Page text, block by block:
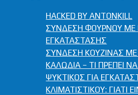
HACKED BY ANTONKILL
ΣΥΝΔΕΣΗ ΦΟΥΡΝΟΥ ΜΕ
ΕΓΚΑΤΑΣΤΑΣΗΣ
ΣΥΝΔΕΣΗ ΚΟΥΖΙΝΑΣ ΜΕ
ΚΑΛΩΔΙΑ – ΤΙ ΠΡΕΠΕΙ
ΨΥΚΤΙΚΟΣ ΓΙΑ
ΚΛΙΜΑΤΙΣΤΙΚΟΥ: ΓΙΑΤΙ